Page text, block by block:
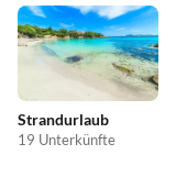
Strandurlaub
19 Unterkünfte